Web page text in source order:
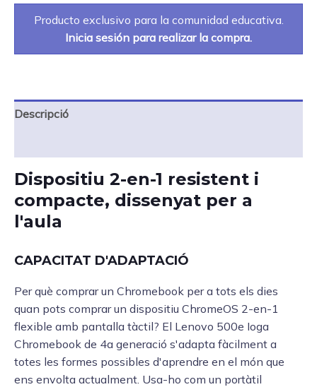
Producto exclusivo para la comunidad educativa.
Inicia sesión para realizar la compra.
Descripció
Dispositiu 2-en-1 resistent i
compacte, dissenyat per a
l'aula
CAPACITAT D'ADAPTACIÓ
Per què comprar un Chromebook per a tots els dies
quan pots comprar un dispositiu ChromeOS 2-en-1
flexible amb pantalla tàctil? El Lenovo 500e Ioga
Chromebook de 4a generació s'adapta fàcilment a
totes les formes possibles d'aprendre en el món que
ens envolta actualment. Usa-ho com un portàtil